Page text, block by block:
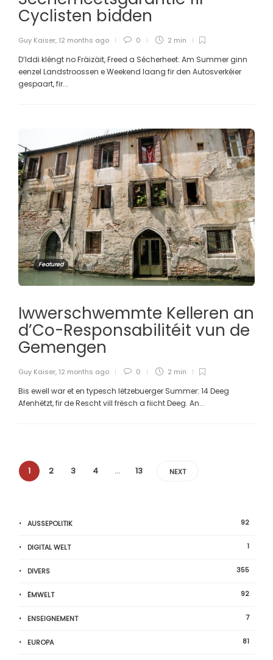
Cyclisten bidden
Guy Kaiser, 12 months ago 0 2 min
D’Iddi kléngt no Fräizäit, Freed a Sécherheet: Am Summer ginn
eenzel Landstroossen e Weekend laang fir den Autosverkéier
gespaart, fir...
Featured
Iwwerschwemmte Kelleren an
d’Co-Responsabilitéit vun de
Gemengen
Guy Kaiser, 12 months ago 0 2 min
Bis ewell war et en typesch lëtzebuerger Summer: 14 Deeg
Afenhëtzt, fir de Rescht vill frësch a fiicht Deeg. An...
1 2 3 4 … 13 NEXT
AUSSEPOLITIK 92
DIGITAL WELT 1
DIVERS 355
ËMWELT 92
ENSEIGNEMENT 7
EUROPA 81